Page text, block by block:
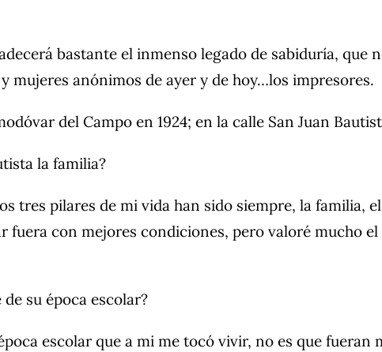
bastante el inmenso legado de sabiduría, que
mujeres anónimos de ayer y de hoy…los impresores.
del Campo en 1924; en la calle San Juan
la familia?
tres pilares de mi vida han sido siempre, la familia,
fuera con mejores condiciones, pero valoré mucho
su época escolar?
escolar que a mi me tocó vivir, no es que